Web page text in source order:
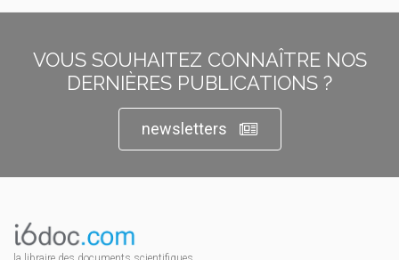
VOUS SOUHAITEZ CONNAÎTRE NOS
DERNIÈRES PUBLICATIONS ?
newsletters